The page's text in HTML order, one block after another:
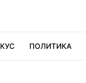
ПОЛИТИКА